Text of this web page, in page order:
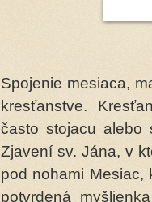
Spojenie mesiaca,
kresťanstve.
často stojacu alebo
Zjavení sv. Jána, v
pod nohami Mesiac,
potvrdená